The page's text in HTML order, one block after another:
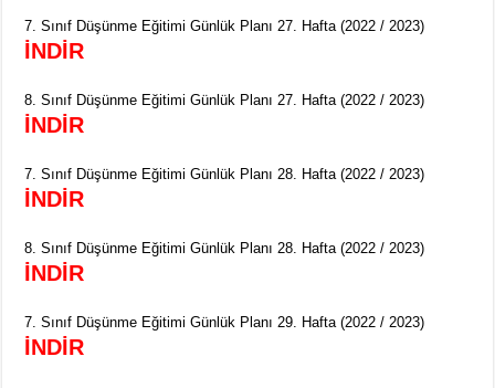
7. Sınıf Düşünme Eğitimi Günlük Planı 27. Hafta (2022 / 2023)
İNDİR
8. Sınıf Düşünme Eğitimi Günlük Planı 27. Hafta (2022 / 2023)
İNDİR
7. Sınıf Düşünme Eğitimi Günlük Planı 28. Hafta (2022 / 2023)
İNDİR
8. Sınıf Düşünme Eğitimi Günlük Planı 28. Hafta (2022 / 2023)
İNDİR
7. Sınıf Düşünme Eğitimi Günlük Planı 29. Hafta (2022 / 2023)
İNDİR